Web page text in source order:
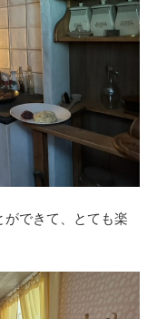
ができて、とても楽